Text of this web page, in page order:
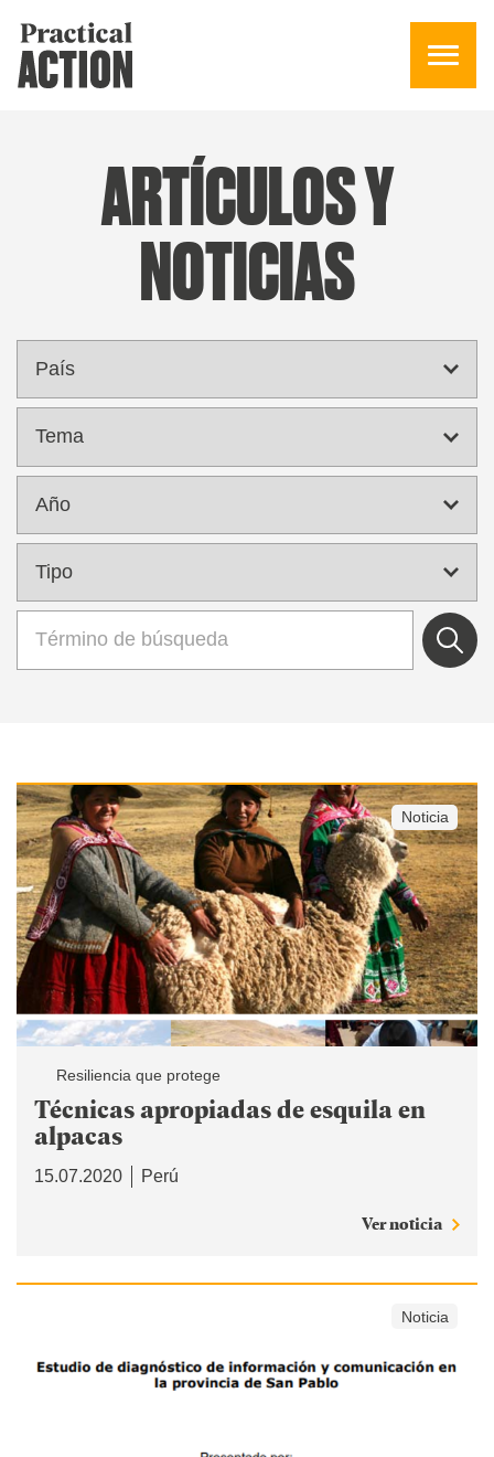
ARTÍCULOS Y
NOTICIAS
Noticia
Resiliencia que protege
Técnicas apropiadas de esquila en
alpacas
15.07.2020 Perú
Ver noticia
Noticia